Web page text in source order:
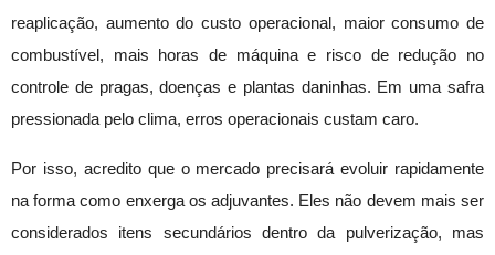
reaplicação, aumento do custo operacional, maior consumo de
combustível, mais horas de máquina e risco de redução no
controle de pragas, doenças e plantas daninhas. Em uma safra
pressionada pelo clima, erros operacionais custam caro.
Por isso, acredito que o mercado precisará evoluir rapidamente
na forma como enxerga os adjuvantes. Eles não devem mais ser
considerados itens secundários dentro da pulverização, mas